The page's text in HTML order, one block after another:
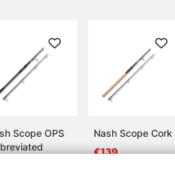
Scope OPS
Nash Scope Cork
€139